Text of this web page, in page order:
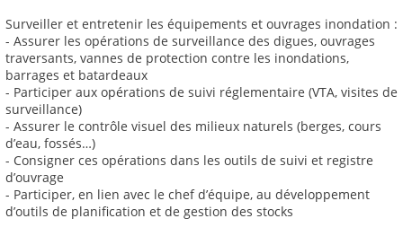
Surveiller et entretenir les équipements et ouvrages inondation :
- Assurer les opérations de surveillance des digues, ouvrages
traversants, vannes de protection contre les inondations,
barrages et batardeaux
- Participer aux opérations de suivi réglementaire (VTA, visites de
surveillance)
- Assurer le contrôle visuel des milieux naturels (berges, cours
d’eau, fossés…)
- Consigner ces opérations dans les outils de suivi et registre
d’ouvrage
- Participer, en lien avec le chef d’équipe, au développement
d’outils de planification et de gestion des stocks